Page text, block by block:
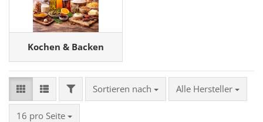
Kochen & Backen
FILTERSortieren nach
Sortieren nach Alle Hersteller
16 pro Seite
pro Seite